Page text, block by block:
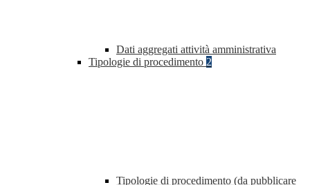
Dati aggregati attività amministrativa
Tipologie di procedimento 2
Tipologie di procedimento (da pubblicare